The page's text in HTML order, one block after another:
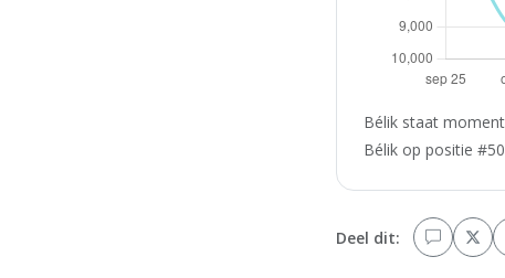
Bélik staat
Bélik op positie
Deel dit: